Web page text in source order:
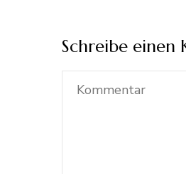
Schreibe einen